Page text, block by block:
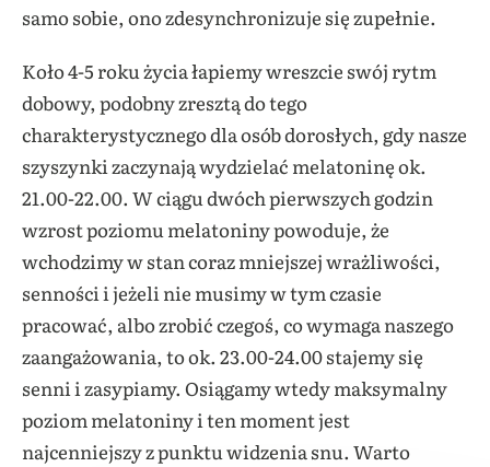
samo sobie, ono zdesynchronizuje się zupełnie.
Koło 4-5 roku życia łapiemy wreszcie swój rytm
dobowy, podobny zresztą do tego
charakterystycznego dla osób dorosłych, gdy nasze
szyszynki zaczynają wydzielać melatoninę ok.
21.00-22.00. W ciągu dwóch pierwszych godzin
wzrost poziomu melatoniny powoduje, że
wchodzimy w stan coraz mniejszej wrażliwości,
senności i jeżeli nie musimy w tym czasie
pracować, albo zrobić czegoś, co wymaga naszego
zaangażowania, to ok. 23.00-24.00 stajemy się
senni i zasypiamy. Osiągamy wtedy maksymalny
poziom melatoniny i ten moment jest
najcenniejszy z punktu widzenia snu. Warto